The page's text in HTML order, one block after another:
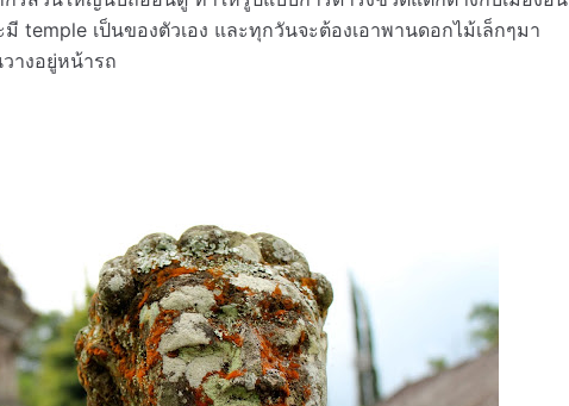
temple เป็นของตัวเอง และทุกวันจะต้องเอาพานดอกไม้เล็กๆมา
างอยู่หน้ารถ